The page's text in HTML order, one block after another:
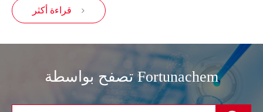
قراءة أكثر 
تصفح بواسطة Fortunachem